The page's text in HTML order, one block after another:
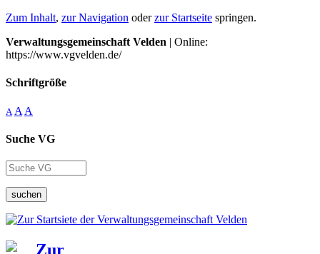
Zum Inhalt, zur Navigation oderzur Startseite springen.
Verwaltungsgemeinschaft Velden | Online:
https://www.vgvelden.de/
Schriftgröße
A A A
Suche VG
suchen